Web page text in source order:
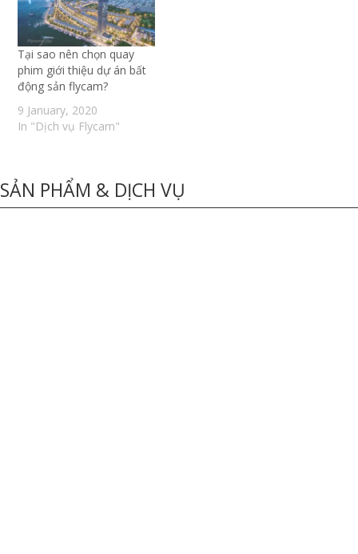
Tại sao nên chọn quay
phim giới thiệu dự án bất
động sản flycam?
9 January, 2020
In "Dịch vụ Flycam"
SẢN PHẨM & DỊCH VỤ